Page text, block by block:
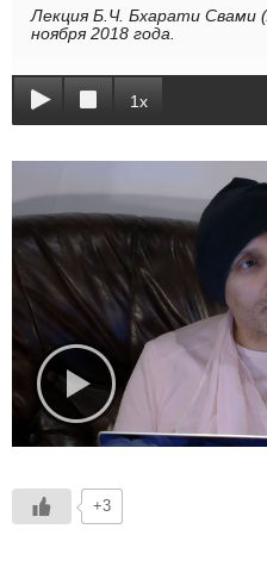
Лекция Б.Ч. Бхарати Свами
ноября 2018 года.
1x
+3